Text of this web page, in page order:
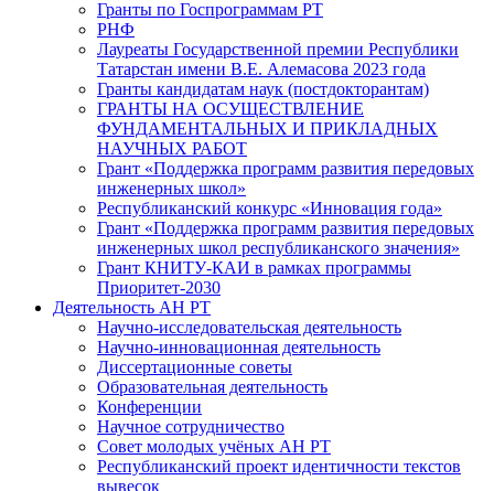
Гранты по Госпрограммам РТ
РНФ
Лауреаты Государственной премии Республики
Татарстан имени В.Е. Алемасова 2023 года
Гранты кандидатам наук (постдокторантам)
ГРАНТЫ НА ОСУЩЕСТВЛЕНИЕ
ФУНДАМЕНТАЛЬНЫХ И ПРИКЛАДНЫХ
НАУЧНЫХ РАБОТ
Грант «Поддержка программ развития передовых
инженерных школ»
Республиканский конкурс «Инновация года»
Грант «Поддержка программ развития передовых
инженерных школ республиканского значения»
Грант КНИТУ-КАИ в рамках программы
Приоритет-2030
Деятельность АН РТ
Научно-исследовательская деятельность
Научно-инновационная деятельность
Диссертационные советы
Образовательная деятельность
Конференции
Научное сотрудничество
Совет молодых учёных АН РТ
Республиканский проект идентичности текстов
вывесок